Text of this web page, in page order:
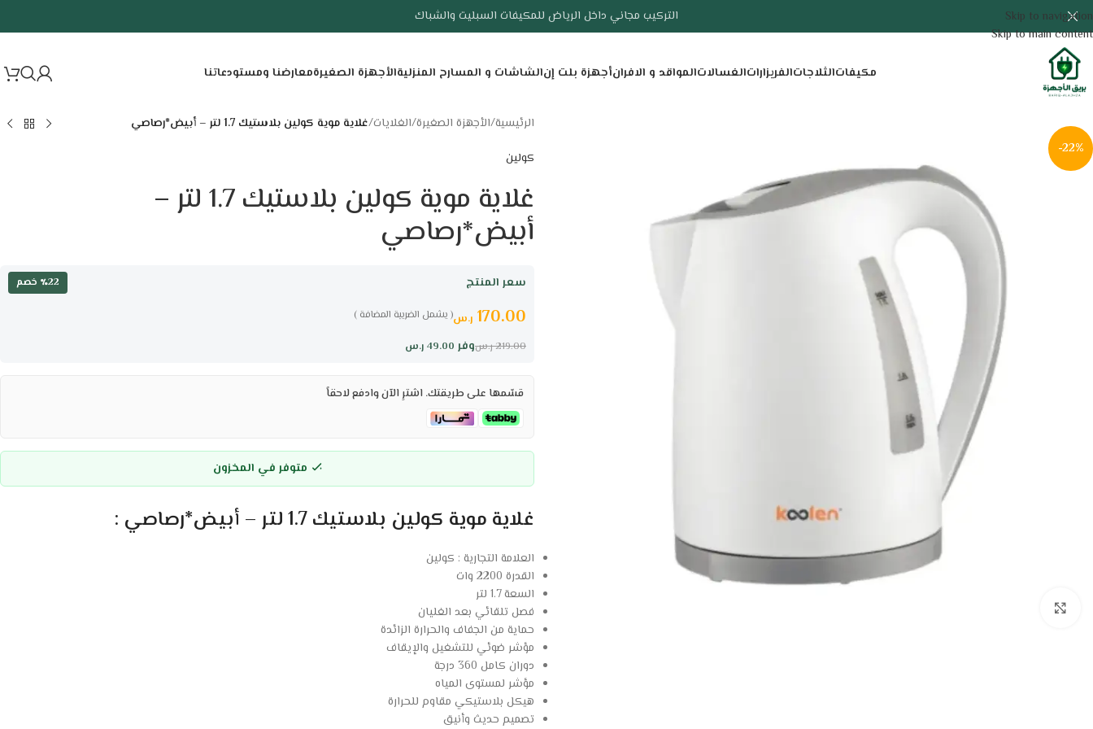
Skip to navigation
Skip to main content
التركيب مجاني داخل الرياض للمكيفات السبليت والشباك
مكيفاتالثلاجاتالفريزاراتالغسالاتالمواقد و الافرانأجهزة بلت إنالشاشات و المسارح المنزليةالأجهزة الصغيرةمعارضنا ومستودعاتنا
-22%
الرئيسية/الأجهزة الصغيرة/الغلايات/غلاية موية كولين بلاستيك 1.7 لتر – أبيض*رصاصي
كولين
غلاية موية كولين بلاستيك 1.7 لتر –
أبيض*رصاصي
سعر المنتج ٪22 خصم
( يشمل الضريبة المضافة ) 170.00 ر.س
وفر 49.00 ر.س 219.00ر.س
قسّمها على طريقتك. اشترِ الآن وادفع لاحقاً
متوفر في المخزون
غلاية موية كولين بلاستيك 1.7 لتر – أبيض*رصاصي :
العلامة التجارية : كولين
القدرة 2200 وات
السعة 1.7 لتر
فصل تلقائي بعد الغليان
حماية من الجفاف والحرارة الزائدة
مؤشر ضوئي للتشغيل والإيقاف
دوران كامل 360 درجة
مؤشر لمستوى المياه
هيكل بلاستيكي مقاوم للحرارة
تصميم حديث وأنيق